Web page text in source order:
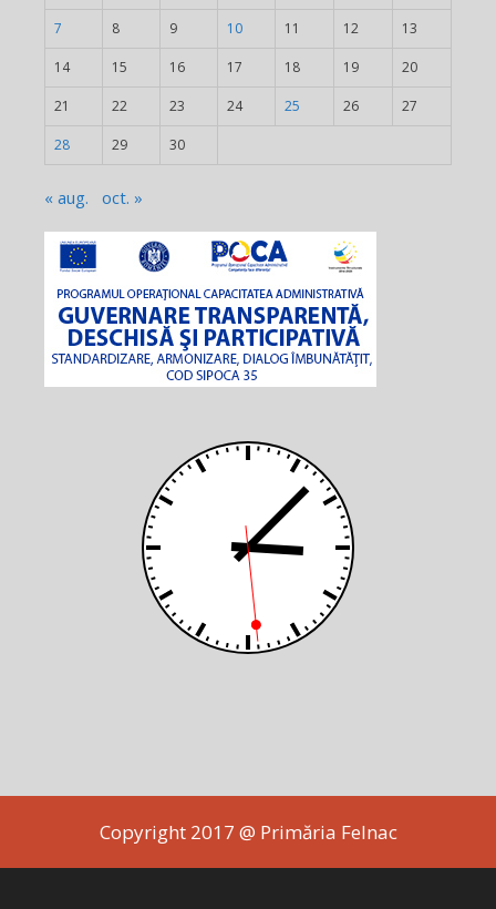
7 8 9 10 11 12 13
14 15 16 17 18 19 20
21 22 23 24 25 26 27
28 29 30
« aug. oct. »
Copyright 2017 @ Primăria Felnac